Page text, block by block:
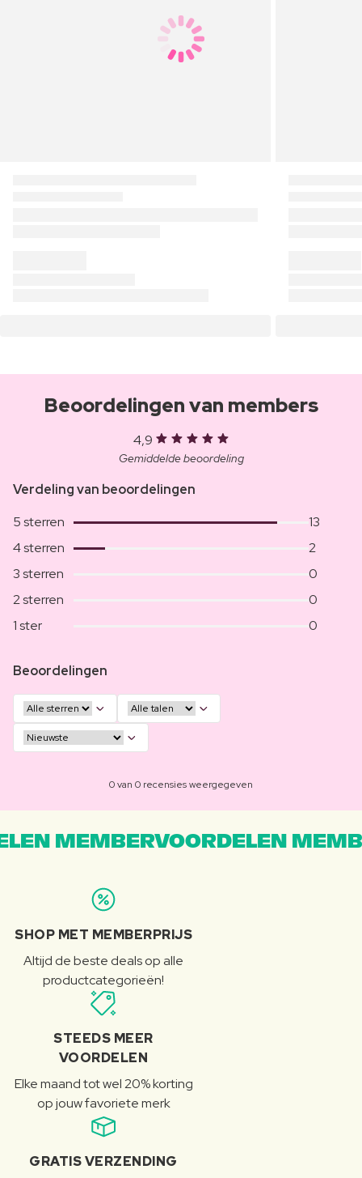
Beoordelingen van members
4,9
Gemiddelde beoordeling
Verdeling van beoordelingen
5 sterren
13
4 sterren
2
3 sterren
0
2 sterren
0
1 ster
0
Beoordelingen
0 van 0 recensies weergegeven
MEMBERVOORDELEN
SHOP MET MEMBERPRIJS
Altijd de beste deals op alle
productcategorieën!
STEEDS MEER
VOORDELEN
Elke maand tot wel 20% korting
op jouw favoriete merk
GRATIS VERZENDING